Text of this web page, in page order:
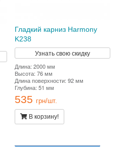
Гладкий карниз Harmony
K238
Узнать свою скидку
Длина: 2000 мм
Высота: 76 мм
Длина поверхности: 92 мм
Глубина: 51 мм
535 грн/шт.
В корзину!